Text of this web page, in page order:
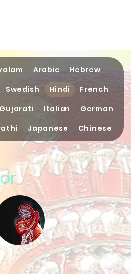
Arabic
Hebrew
Swedish Hindi
French
Gujarati Italian
German
Japanese Chinese